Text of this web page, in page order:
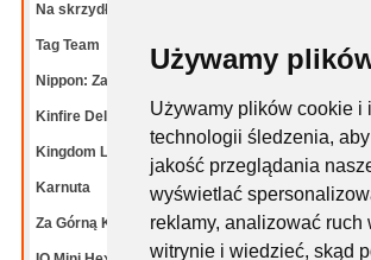
Używamy
Używamy plików cookie i
technologii śledzenia,
jakość przeglądania
wyświetlać
reklamy, analizować ruch
witrynie i wiedzieć, skąd
Na skrzydłach: Ptaki
Tag Team
Nippon: Zaibatsu
Kinfire Delve: Grota
Kingdom Legacy: Dalekie
Karnuta
Za Górną Knieję!